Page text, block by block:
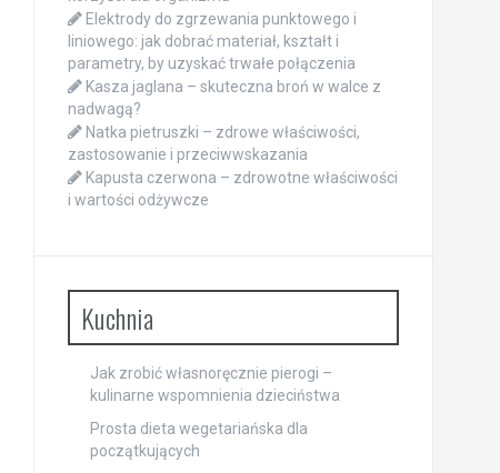
Elektrody do zgrzewania punktowego i
liniowego: jak dobrać materiał, kształt i
parametry, by uzyskać trwałe połączenia
Kasza jaglana – skuteczna broń w walce z
nadwagą?
Natka pietruszki – zdrowe właściwości,
zastosowanie i przeciwwskazania
Kapusta czerwona – zdrowotne właściwości
i wartości odżywcze
Kuchnia
Jak zrobić własnoręcznie pierogi –
kulinarne wspomnienia dzieciństwa
Prosta dieta wegetariańska dla
początkujących